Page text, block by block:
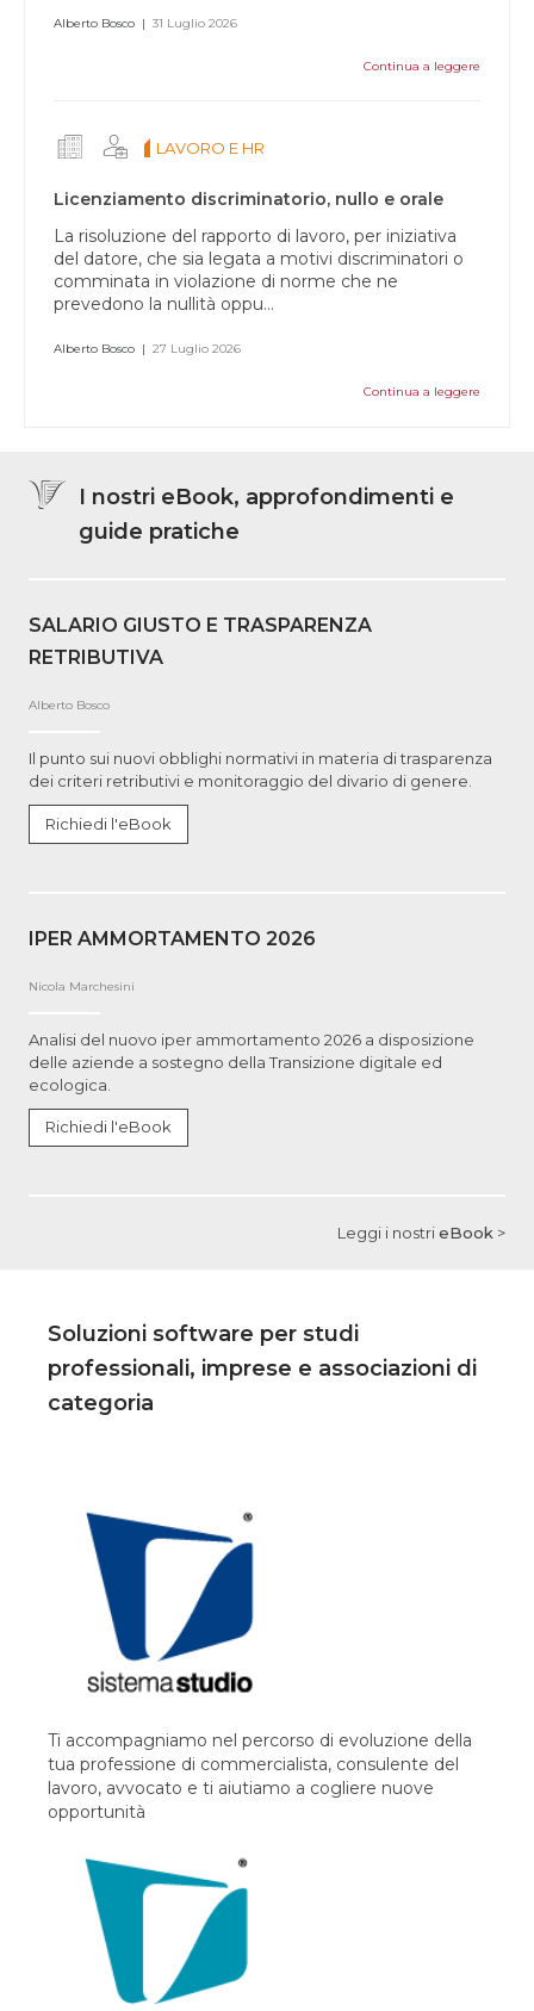
Alberto Bosco | 31 Luglio 2026
Continua a leggere
LAVORO E HR
Licenziamento discriminatorio, nullo e orale
La risoluzione del rapporto di lavoro, per iniziativa
del datore, che sia legata a motivi discriminatori o
comminata in violazione di norme che ne
prevedono la nullità oppu…
Alberto Bosco | 27 Luglio 2026
Continua a leggere
I nostri eBook, approfondimenti e
guide pratiche
SALARIO GIUSTO E TRASPARENZA
RETRIBUTIVA
Alberto Bosco
Il punto sui nuovi obblighi normativi in materia di trasparenza
dei criteri retributivi e monitoraggio del divario di genere.
Richiedi l'eBook
IPER AMMORTAMENTO 2026
Nicola Marchesini
Analisi del nuovo iper ammortamento 2026 a disposizione
delle aziende a sostegno della Transizione digitale ed
ecologica.
Richiedi l'eBook
Leggi i nostrieBook >
Soluzioni software per studi
professionali, imprese e associazioni di
categoria
Ti accompagniamo nel percorso di evoluzione della
tua professione di commercialista, consulente del
lavoro, avvocato e ti aiutiamo a cogliere nuove
opportunità